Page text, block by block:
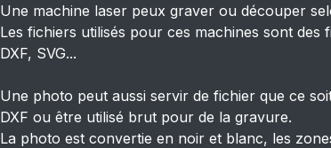
Une machine laser peux graver ou découper
Les fichiers utilisés pour ces machines sont
DXF, SVG...
Une photo peut aussi servir de fichier que ce
DXF ou être utilisé brut pour de la gravure.
La photo est convertie en noir et blanc, les